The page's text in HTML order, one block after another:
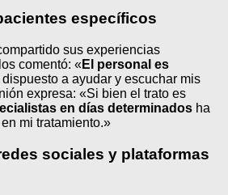
específicos
sus experiencias
comentó: « El personal es
dispuesto a ayudar y escuchar mis
expresa: «Si bien el trato es
en días determinados ha
mi tratamiento.»
sociales y plataformas